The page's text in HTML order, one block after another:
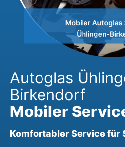
Autoglas
Birkendorf
Mobiler
Komfortabler Service für